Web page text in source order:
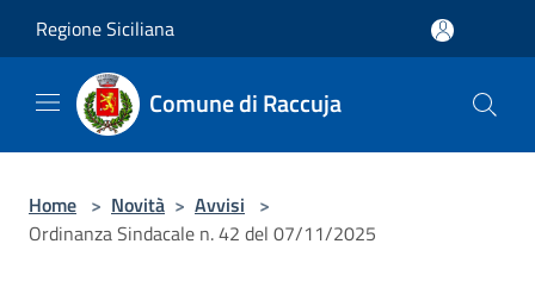
Regione Siciliana
Comune di Raccuja
Home > Novità > Avvisi >
Ordinanza Sindacale n. 42 del 07/11/2025